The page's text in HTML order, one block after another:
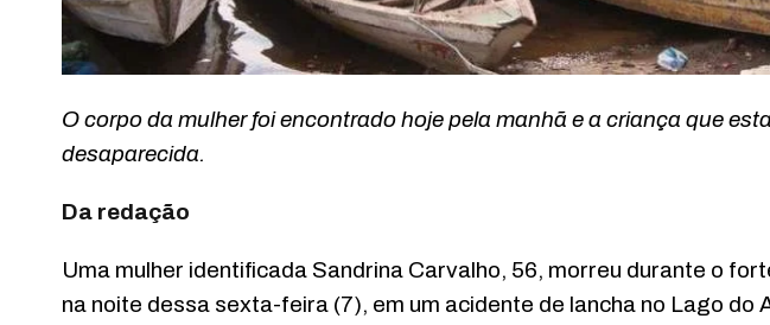
O corpo da mulher foi encontrado hoje pela manhã e a criança que
desaparecida.
Da redação
Uma mulher identificada Sandrina Carvalho, 56, morreu durante o
na noite dessa sexta-feira (7), em um acidente de lancha no Lago do